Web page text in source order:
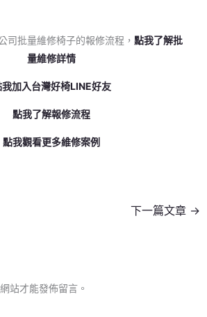
司批量維修椅子的報修流程， 點我了解批
量維修詳情
我加入台灣好椅LINE好友
點我了解報修流程
點我觀看更多維修案例
下一篇文章 →
網站才能發佈留言。